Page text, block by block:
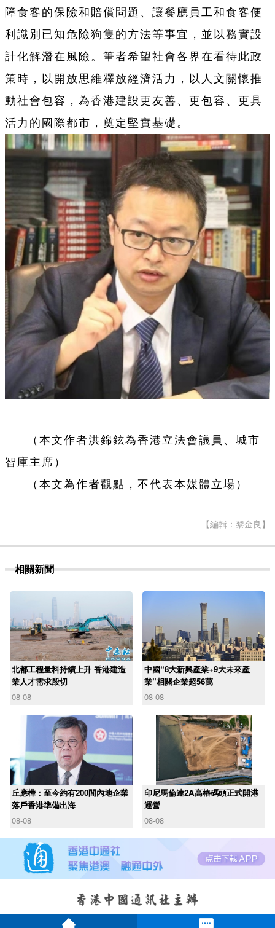
障食客的保險和賠償問題、讓餐廳員工和食客便
利識別已知危險狗隻的方法等事宜，並以務實設
計化解潛在風險。筆者希望社會各界在看待此政
策時，以開放思維釋放經濟活力，以人文關懷推
動社會包容，為香港建設更友善、更包容、更具
活力的國際都市，奠定堅實基礎。
（本文作者洪錦鉉為香港立法會議員、城市
智庫主席）
（本文為作者觀點，不代表本媒體立場）
【編輯：黎金良】
相關新聞
北都工程量料持續上升 香港建造
業人才需求殷切
08-08
中國“8大新興產業+9大未來產
業”相關企業超56萬
08-08
丘應樺：至今約有200間內地企業
落戶香港準備出海
08-08
印尼馬倫達2A高樁碼頭正式開港
運營
08-08